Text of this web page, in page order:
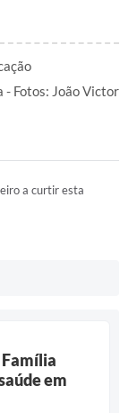
- Fotos: João Victor
a curtir esta
em